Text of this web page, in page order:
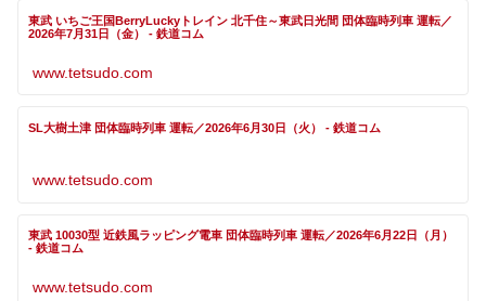
東武 いちご王国BerryLuckyトレイン 北千住～東武日光間 団体臨時列車 運転／
2026年7月31日（金） - 鉄道コム
www.tetsudo.com
SL大樹土津 団体臨時列車 運転／2026年6月30日（火） - 鉄道コム
www.tetsudo.com
東武 10030型 近鉄風ラッピング電車 団体臨時列車 運転／2026年6月22日（月）
- 鉄道コム
www.tetsudo.com